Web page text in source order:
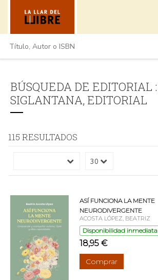
BÚSQUEDA DE EDITORIAL :
SIGLANTANA, EDITORIAL
115 RESULTADOS
ASÍ FUNCIONA LA MENTE
NEURODIVERGENTE
ACOSTA LÓPEZ, BEATRIZ
Disponibilidad inmediata
18,95 €
Comprar